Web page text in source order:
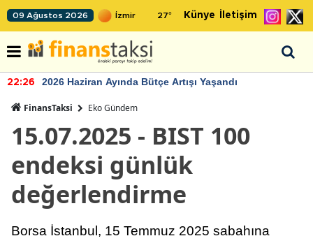
09 Ağustos 2026 27° Künye İletişim
22:26 2026 Haziran Ayında Bütçe Artışı Yaşandı
FinansTaksi Eko Gündem
15.07.2025 - BIST 100
endeksi günlük
değerlendirme
Borsa İstanbul, 15 Temmuz 2025 sabahına